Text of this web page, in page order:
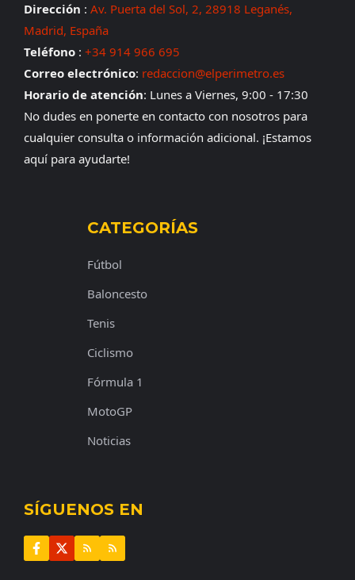
Dirección : Av. Puerta del Sol, 2, 28918 Leganés,
Madrid, España
Teléfono : +34 914 966 695
Correo electrónico: redaccion@elperimetro.es
Horario de atención: Lunes a Viernes, 9:00 - 17:30
No dudes en ponerte en contacto con nosotros para
cualquier consulta o información adicional. ¡Estamos
aquí para ayudarte!
CATEGORÍAS
Fútbol
Baloncesto
Tenis
Ciclismo
Fórmula 1
MotoGP
Noticias
SÍGUENOS EN